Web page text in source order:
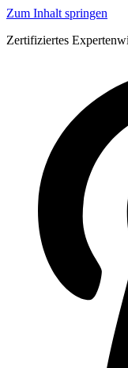
Zum Inhalt springen
Zertifiziertes